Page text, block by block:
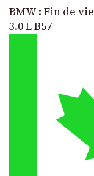
BMW : Fin de
3.0 L B57